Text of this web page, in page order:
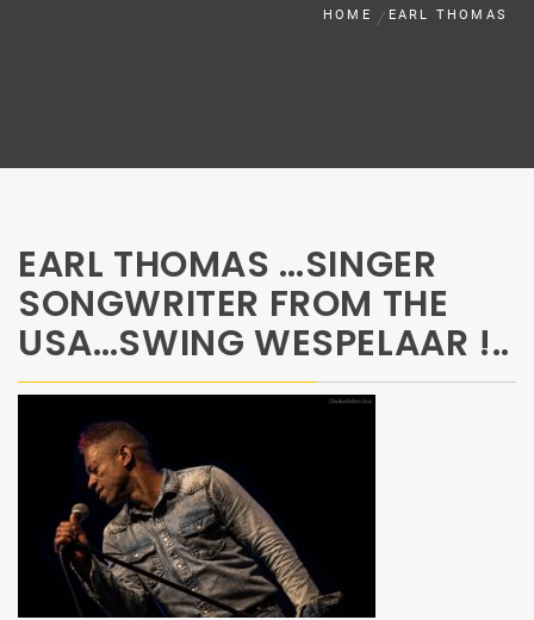
HOME EARL THOMAS
EARL THOMAS …SINGER
SONGWRITER FROM THE
USA…SWING WESPELAAR !..